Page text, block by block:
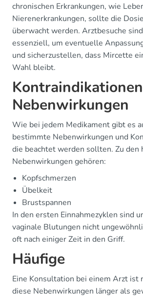
chronischen Erkrankungen, wie
Nierenerkrankungen, sollte die
überwacht werden. Arztbesuche
essenziell, um eventuelle
und sicherzustellen, dass Mircette
Wahl bleibt.
Nebenwirkungen
Wie bei jedem Medikament gibt es
bestimmte Nebenwirkungen und
die beachtet werden sollten. Zu den
Nebenwirkungen gehören:
Kopfschmerzen
Übelkeit
Brustspannen
In den ersten Einnahmezyklen sind
vaginale Blutungen nicht
oft nach einiger Zeit in den Griff.
Häufige
Eine Konsultation bei einem Arzt ist
diese Nebenwirkungen länger als